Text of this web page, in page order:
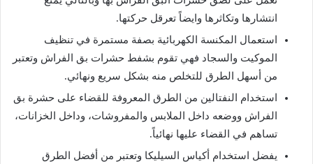
انتشارها وتكاثرها وايضاً تعرقل حركتها.
استعمال المكنسة الكهربائية بصفة مستمرة في تنظيف
الموكيت والسجاد فهي تقوم بشفط حشرات بق الفراش وتعتبر
من أسهل الطرق للتخلص منه بشكل سريع ونهائي.
استخدام النفتالين من الطرق المعروفة للقضاء على حشرة بق
الفراش ووضعه داخل الملابس والمفروشات، وداخل الخزانات،
تساهم في القضاء عليها نهائياً.
يفضل استخدام أكياس السيليكا وتعتبر من أفضل الطرق